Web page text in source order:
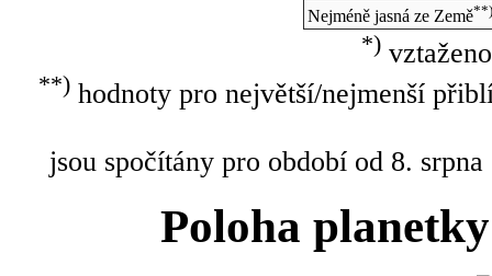
Nejméně jasná ze Země**)
*)
**)hodnoty pro největší/nejmenší
jsou spočítány pro období od 8.
Poloha